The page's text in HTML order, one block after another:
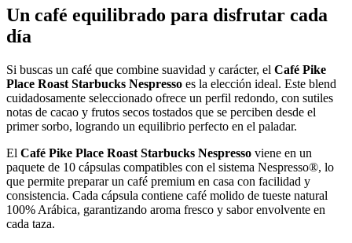
Un café equilibrado para disfrutar cada
día
Si buscas un café que combine suavidad y carácter, el Café Pike
Place Roast Starbucks Nespresso es la elección ideal. Este blend
cuidadosamente seleccionado ofrece un perfil redondo, con sutiles
notas de cacao y frutos secos tostados que se perciben desde el
primer sorbo, logrando un equilibrio perfecto en el paladar.
El Café Pike Place Roast Starbucks Nespresso viene en un
paquete de 10 cápsulas compatibles con el sistema Nespresso®, lo
que permite preparar un café premium en casa con facilidad y
consistencia. Cada cápsula contiene café molido de tueste natural
100% Arábica, garantizando aroma fresco y sabor envolvente en
cada taza.